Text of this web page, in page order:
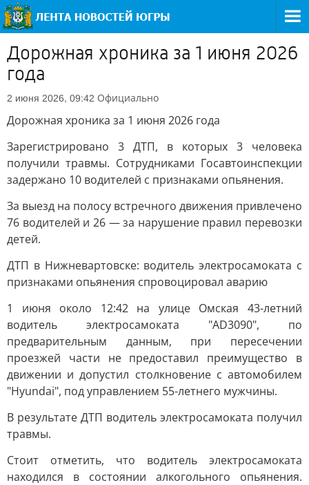
Дорожная хроника за 1 июня 2026
года
2 июня 2026, 09:42 Официально
Дорожная хроника за 1 июня 2026 года
Зарегистрировано 3 ДТП, в которых 3 человека
получили травмы. Сотрудниками Госавтоинспекции
задержано 10 водителей с признаками опьянения.
За выезд на полосу встречного движения привлечено
76 водителей и 26 — за нарушение правил перевозки
детей.
ДТП в Нижневартовске: водитель электросамоката с
признаками опьянения спровоцировал аварию
1 июня около 12:42 на улице Омская 43-летний
водитель электросамоката "AD3090", по
предварительным данным, при пересечении
проезжей части не предоставил преимущество в
движении и допустил столкновение с автомобилем
"Hyundai", под управлением 55-летнего мужчины.
В результате ДТП водитель электросамоката получил
травмы.
Стоит отметить, что водитель электросамоката
находился в состоянии алкогольного опьянения.